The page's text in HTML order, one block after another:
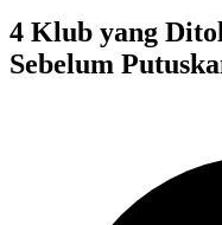
KEK Batang Didorong
Perkuat Dekarbonisasi
14:50
4 Klub yang
Sebelum